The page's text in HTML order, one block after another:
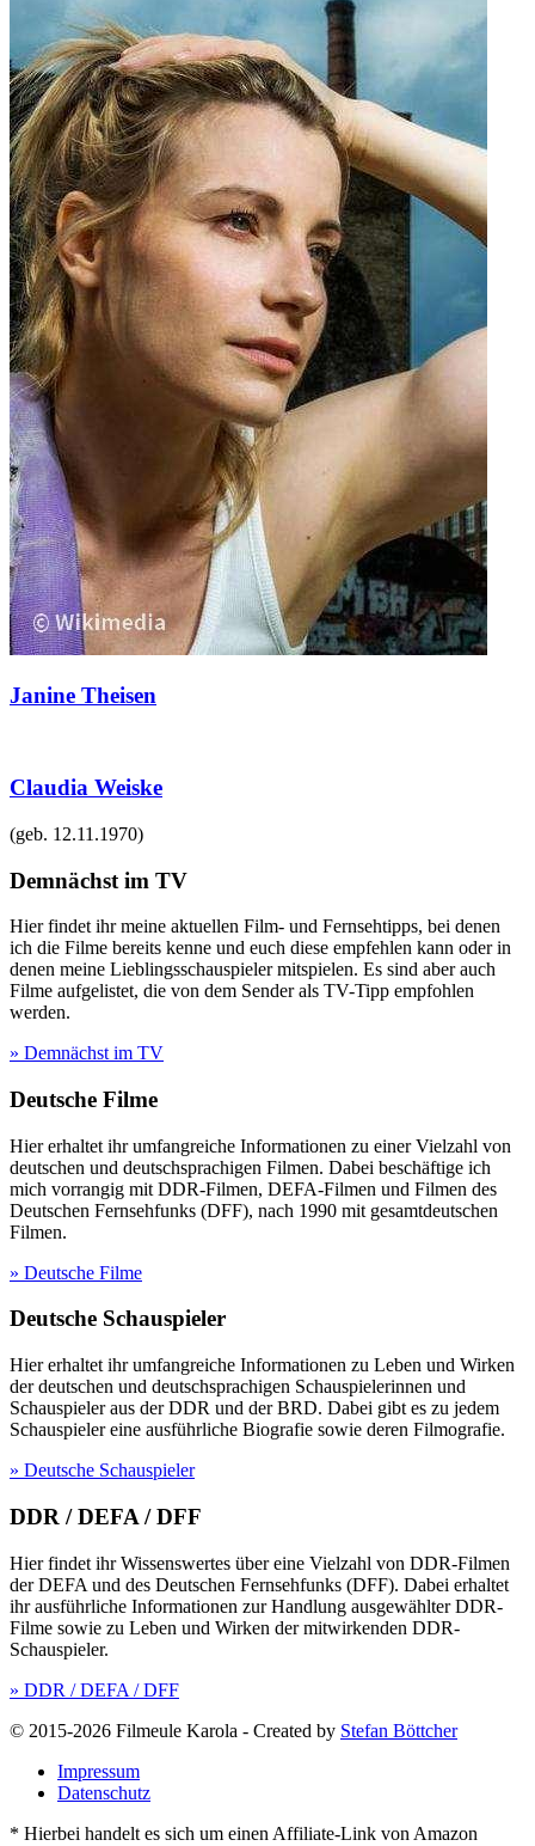
Janine Theisen
Claudia Weiske
(geb. 12.11.1970)
Demnächst im TV
Hier findet ihr meine aktuellen Film- und Fernsehtipps, bei denen
ich die Filme bereits kenne und euch diese empfehlen kann oder in
denen meine Lieblingsschauspieler mitspielen. Es sind aber auch
Filme aufgelistet, die von dem Sender als TV-Tipp empfohlen
werden.
» Demnächst im TV
Deutsche Filme
Hier erhaltet ihr umfangreiche Informationen zu einer Vielzahl von
deutschen und deutschsprachigen Filmen. Dabei beschäftige ich
mich vorrangig mit DDR-Filmen, DEFA-Filmen und Filmen des
Deutschen Fernsehfunks (DFF), nach 1990 mit gesamtdeutschen
Filmen.
» Deutsche Filme
Deutsche Schauspieler
Hier erhaltet ihr umfangreiche Informationen zu Leben und Wirken
der deutschen und deutschsprachigen Schauspielerinnen und
Schauspieler aus der DDR und der BRD. Dabei gibt es zu jedem
Schauspieler eine ausführliche Biografie sowie deren Filmografie.
» Deutsche Schauspieler
DDR / DEFA / DFF
Hier findet ihr Wissenswertes über eine Vielzahl von DDR-Filmen
der DEFA und des Deutschen Fernsehfunks (DFF). Dabei erhaltet
ihr ausführliche Informationen zur Handlung ausgewählter DDR-
Filme sowie zu Leben und Wirken der mitwirkenden DDR-
Schauspieler.
» DDR / DEFA / DFF
© 2015-2026 Filmeule Karola - Created by Stefan Böttcher
Impressum
Datenschutz
* Hierbei handelt es sich um einen Affiliate-Link von Amazon